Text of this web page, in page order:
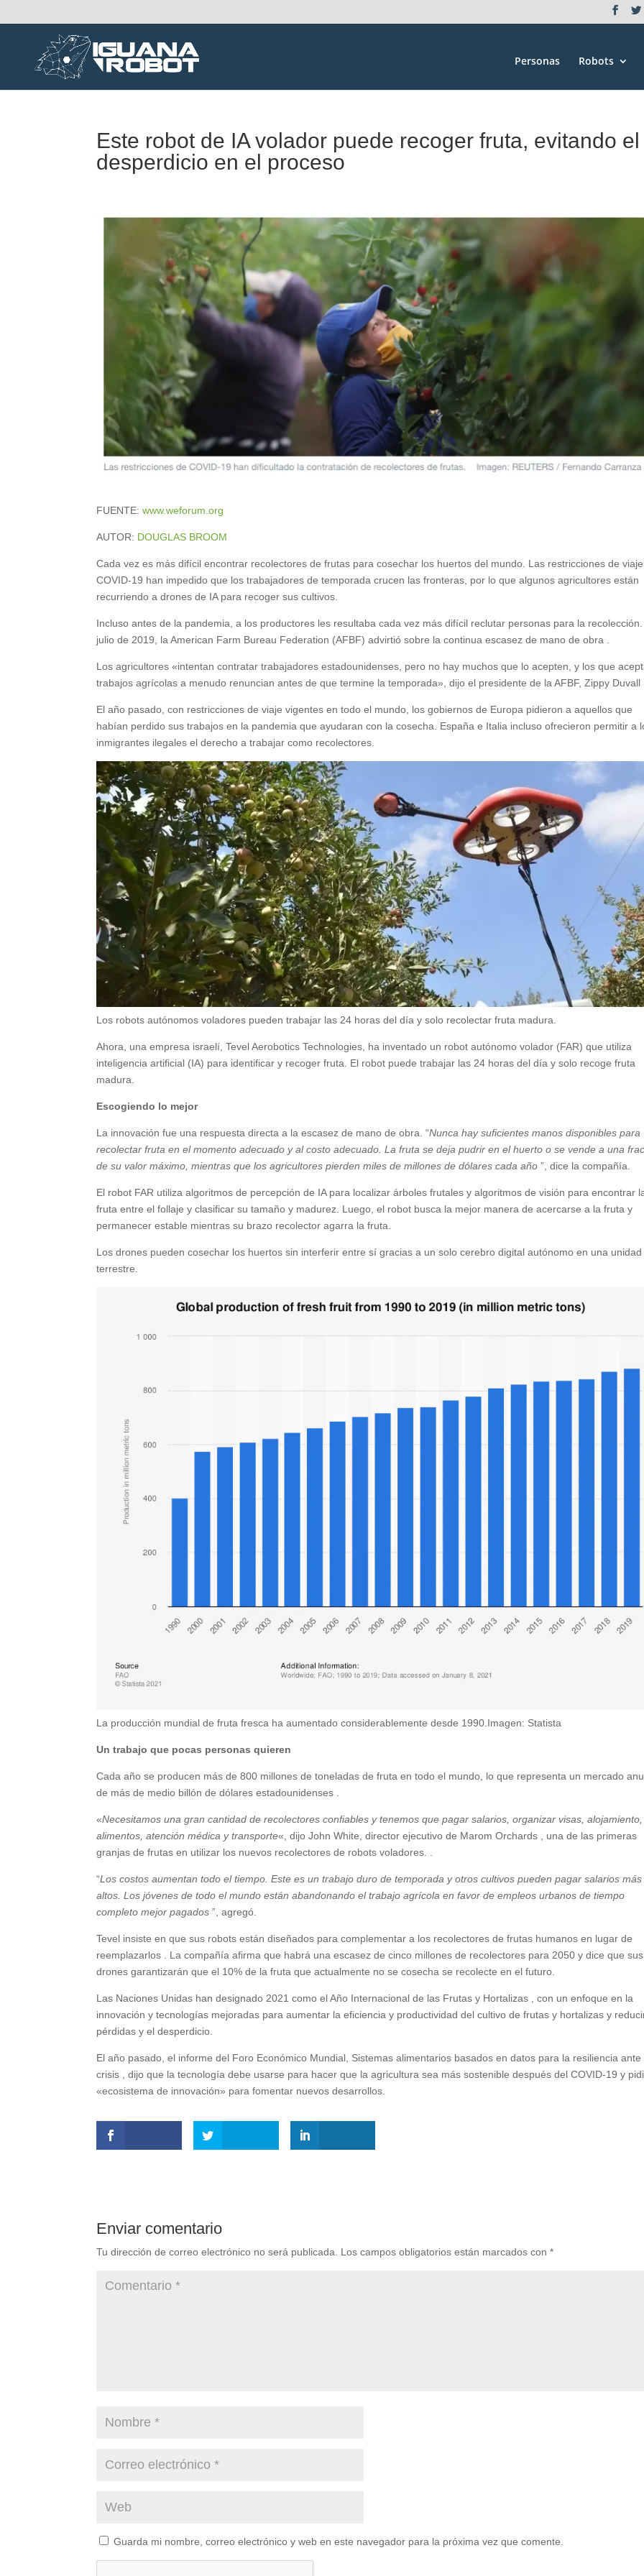
Personas Robots
Este robot de IA volador puede recoger fruta, evitando el
desperdicio en el proceso
FUENTE:www.weforum.org
AUTOR: DOUGLAS BROOM
Cada vez es más difícil encontrar recolectores de frutas para cosechar los huertos del mundo. Las restricciones de
COVID-19 han impedido que los trabajadores de temporada crucen las fronteras, por lo que algunos agricultores están
recurriendo a drones de IA para recoger sus cultivos.
Incluso antes de la pandemia, a los productores les resultaba cada vez más difícil reclutar personas para la
julio de 2019, la American Farm Bureau Federation (AFBF) advirtió sobre la continua escasez de mano de obra .
Los agricultores «intentan contratar trabajadores estadounidenses, pero no hay muchos que lo acepten, y los que
trabajos agrícolas a menudo renuncian antes de que termine la temporada», dijo el presidente de la AFBF, Zippy Duvall
El año pasado, con restricciones de viaje vigentes en todo el mundo, los gobiernos de Europa pidieron a aquellos que
habían perdido sus trabajos en la pandemia que ayudaran con la cosecha. España e Italia incluso ofrecieron permitir a
inmigrantes ilegales el derecho a trabajar como recolectores.
Los robots autónomos voladores pueden trabajar las 24 horas del día y solo recolectar fruta madura.
Ahora, una empresa israelí, Tevel Aerobotics Technologies, ha inventado un robot autónomo volador (FAR) que utiliza
inteligencia artificial (IA) para identificar y recoger fruta. El robot puede trabajar las 24 horas del día y solo recoge fruta
madura.
Escogiendo lo mejor
La innovación fue una respuesta directa a la escasez de mano de obra. “Nunca hay suficientes manos disponibles para
recolectar fruta en el momento adecuado y al costo adecuado. La fruta se deja pudrir en el huerto o se vende a una
de su valor máximo, mientras que los agricultores pierden miles de millones de dólares cada año ”, dice la compañía.
El robot FAR utiliza algoritmos de percepción de IA para localizar árboles frutales y algoritmos de visión para encontrar
fruta entre el follaje y clasificar su tamaño y madurez. Luego, el robot busca la mejor manera de acercarse a la fruta y
permanecer estable mientras su brazo recolector agarra la fruta.
Los drones pueden cosechar los huertos sin interferir entre sí gracias a un solo cerebro digital autónomo en una unidad
terrestre.
La producción mundial de fruta fresca ha aumentado considerablemente desde 1990.Imagen: Statista
Un trabajo que pocas personas quieren
Cada año se producen más de 800 millones de toneladas de fruta en todo el mundo, lo que representa un mercado
de más de medio billón de dólares estadounidenses .
«Necesitamos una gran cantidad de recolectores confiables y tenemos que pagar salarios, organizar visas, alojamiento,
alimentos, atención médica y transporte«, dijo John White, director ejecutivo de Marom Orchards , una de las primeras
granjas de frutas en utilizar los nuevos recolectores de robots voladores. .
“Los costos aumentan todo el tiempo. Este es un trabajo duro de temporada y otros cultivos pueden pagar salarios más
altos. Los jóvenes de todo el mundo están abandonando el trabajo agrícola en favor de empleos urbanos de tiempo
completo mejor pagados ”, agregó.
Tevel insiste en que sus robots están diseñados para complementar a los recolectores de frutas humanos en lugar de
reemplazarlos . La compañía afirma que habrá una escasez de cinco millones de recolectores para 2050 y dice que sus
drones garantizarán que el 10% de la fruta que actualmente no se cosecha se recolecte en el futuro.
Las Naciones Unidas han designado 2021 como el Año Internacional de las Frutas y Hortalizas , con un enfoque en la
innovación y tecnologías mejoradas para aumentar la eficiencia y productividad del cultivo de frutas y hortalizas y
pérdidas y el desperdicio.
El año pasado, el informe del Foro Económico Mundial, Sistemas alimentarios basados ​​en datos para la resiliencia ante
crisis , dijo que la tecnología debe usarse para hacer que la agricultura sea más sostenible después del COVID-19 y
«ecosistema de innovación» para fomentar nuevos desarrollos.
Enviar comentario
Tu dirección de correo electrónico no será publicada. Los campos obligatorios están marcados con*
Guarda mi nombre, correo electrónico y web en este navegador para la próxima vez que comente.